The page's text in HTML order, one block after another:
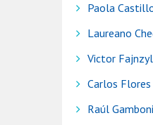
Paola
Laureano
Victor
Carlos
Raúl